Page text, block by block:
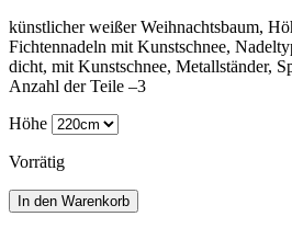
künstlicher weißer Weihnachtsbaum,
Fichtennadeln mit Kunstschnee,
dicht, mit Kunstschnee, Metallständer,
Anzahl der Teile –3
Höhe
Vorrätig
In den Warenkorb